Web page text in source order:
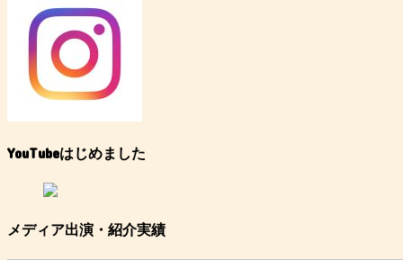
YouTubeはじめました
メディア出演・紹介実績